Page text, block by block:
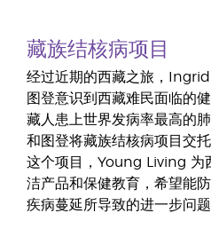
藏族结核病项目
经过近期的西藏之旅，
图登意识到西藏难民面临的
藏人患上世界发病率最高的
和图登将藏族结核病项目交
这个项目，Young Living 为
洁产品和保健教育，希望能
疾病蔓延所导致的进一步问题